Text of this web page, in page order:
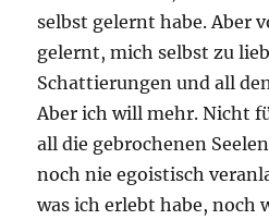
selbst gelernt habe. Aber
gelernt, mich selbst zu
Schattierungen und all
Aber ich will mehr. Nicht
all die gebrochenen
noch nie egoistisch
was ich erlebt habe, noch